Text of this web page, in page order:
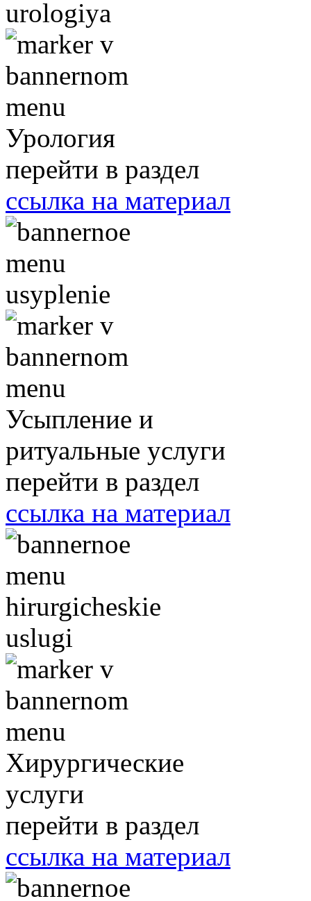
Урология
перейти в раздел
ссылка на материал
Усыпление и
ритуальные услуги
перейти в раздел
ссылка на материал
Хирургические
услуги
перейти в раздел
ссылка на материал